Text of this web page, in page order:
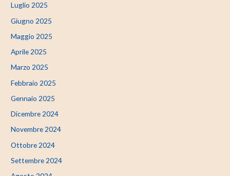
Luglio 2025
Giugno 2025
Maggio 2025
Aprile 2025
Marzo 2025
Febbraio 2025
Gennaio 2025
Dicembre 2024
Novembre 2024
Ottobre 2024
Settembre 2024